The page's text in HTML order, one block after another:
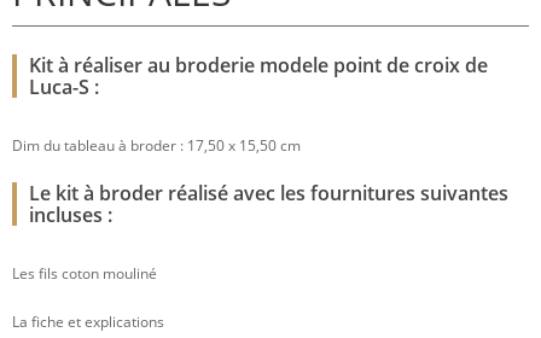
Kit à réaliser au broderie modele point de croix de
Luca-S :
Dim du tableau à broder : 17,50 x 15,50 cm
Le kit à broder réalisé avec les fournitures suivantes
incluses :
Les fils coton mouliné
La fiche et explications